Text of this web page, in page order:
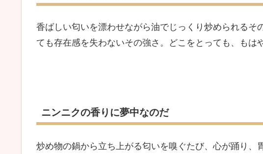
香ばしい匂いを漂わせながら油でじっくり炒められるそ
ても存在感を失わないその強さ。どこをとっても、もは
ニンニクの香りに夢中なのだ
炒め物の鍋から立ち上がる匂いを嗅ぐたび、心が踊り、